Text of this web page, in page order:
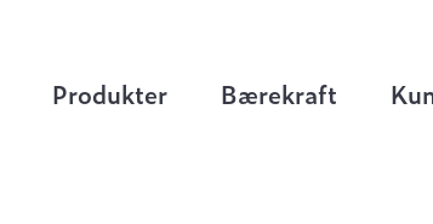
Produkter Bærekraft